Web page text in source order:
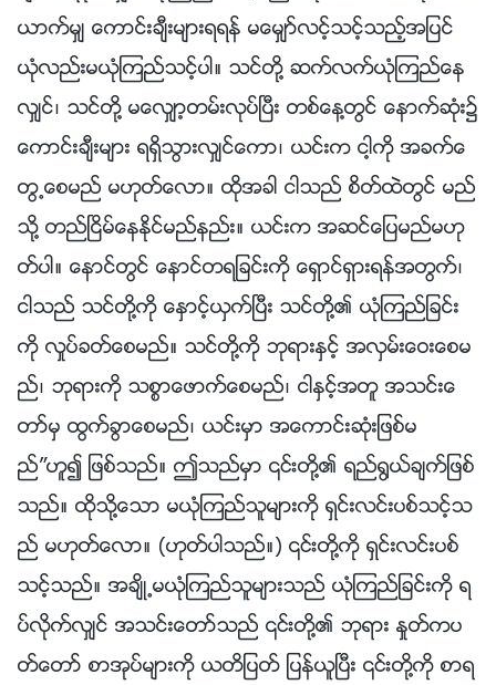
ယာက္မွ် ေကာင္းခ်ီးမ်ားရရန္ မေမွ်ာ္လင့္သင့္သည့္အျပင္
ယုံလည္းမယုံၾကည္သင့္ပါ။ သင္တို႔ ဆက္လက္ယုံၾကည္ေန
လွ်င္၊ သင္တို႔ မေလွ်ာ့တမ္းလုပ္ၿပီး တစ္ေန႔တြင္ ေနာက္ဆုံး၌
ေကာင္းခ်ီးမ်ား ရရွိသြားလွ်င္ေကာ၊ ယင္းက ငါ့ကို အခက္ေ
တြ႕ေစမည္ မဟုတ္ေလာ။ ထိုအခါ ငါသည္ စိတ္ထဲတြင္ မည္
သို႔ တည္ၿငိမ္ေနႏိုင္မည္နည္း။ ယင္းက အဆင္ေျပမည္မဟု
တ္ပါ။ ေနာင္တြင္ ေနာင္တရျခင္းကို ေရွာင္ရွားရန္အတြက္၊
ငါသည္ သင္တို႔ကို ေႏွာင့္ယွက္ၿပီး သင္တို႔၏ ယုံၾကည္ျခင္း
ကို လႈပ္ခတ္ေစမည္။ သင္တို႔ကို ဘုရားႏွင့္ အလွမ္းေဝးေစမ
ည္၊ ဘုရားကို သစၥာေဖာက္ေစမည္၊ ငါႏွင့္အတူ အသင္းေ
တာ္မွ ထြက္ခြာေစမည္၊ ယင္းမွာ အေကာင္းဆုံးျဖစ္မ
ည္”ဟူ၍ ျဖစ္သည္။ ဤသည္မွာ ၎တို႔၏ ရည္႐ြယ္ခ်က္ျဖစ္
သည္။ ထိုသို႔ေသာ မယုံၾကည္သူမ်ားကို ရွင္းလင္းပစ္သင့္သ
ည္ မဟုတ္ေလာ။ (ဟုတ္ပါသည္။) ၎တို႔ကို ရွင္းလင္းပစ္
သင့္သည္။ အခ်ိဳ႕မယုံၾကည္သူမ်ားသည္ ယုံၾကည္ျခင္းကို ရ
ပ္လိုက္လွ်င္ အသင္းေတာ္သည္ ၎တို႔၏ ဘုရား ႏႈတ္ကပ
တ္ေတာ္ စာအုပ္မ်ားကို ယတိျပတ္ ျပန္ယူၿပီး ၎တို႔ကို စာရ